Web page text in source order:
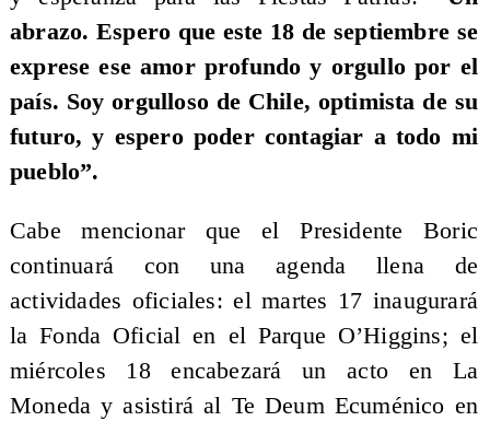
abrazo. Espero que este 18 de septiembre se
exprese ese amor profundo y orgullo por el
país. Soy orgulloso de Chile, optimista de su
futuro, y espero poder contagiar a todo mi
pueblo”.
Cabe mencionar que el Presidente Boric
continuará con una agenda llena de
actividades oficiales: el martes 17 inaugurará
la Fonda Oficial en el Parque O’Higgins; el
miércoles 18 encabezará un acto en La
Moneda y asistirá al Te Deum Ecuménico en